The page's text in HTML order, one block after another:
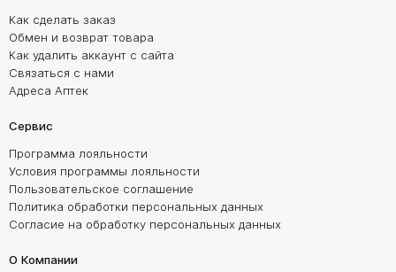
Как сделать заказ
Обмен и возврат товара
Как удалить аккаунт с сайта
Связаться с нами
Адреса Аптек
Сервис
Программа лояльности
Условия программы лояльности
Пользовательское соглашение
Политика обработки персональных данных
Согласие на обработку персональных данных
О Компании